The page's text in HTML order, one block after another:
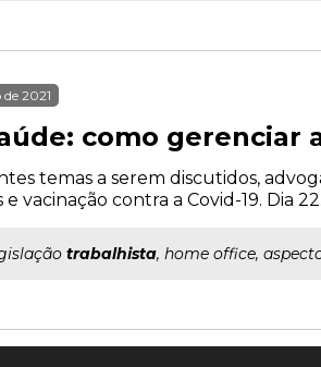
2021
como gerenciar
temas a serem discutidos,
vacinação contra a Covid-19. Dia
trabalhista, home office,